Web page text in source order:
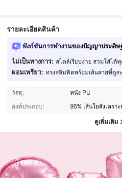
รายละเอียดสินค้า
ฟังก์ชันการทำงานของปัญญาประดิษ
ไม่เป็นทางการ: สไตล์เรียบง่าย สวมใส่ได้
ผอมเพรียว: ทรงสลิมฟิตพร้อมเส้นสายที่ดูส
วัสดุ:
หนัง PU
องค์ประกอบ:
95% เส้นใยสังเครา
ดูเพิ่มเติม